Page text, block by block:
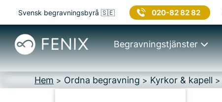
Svensk begravningsbyrå 🇸🇪 020-82 82 82
Begravningstjänster
Hem > Ordna begravning > Kyrkor & kapell >